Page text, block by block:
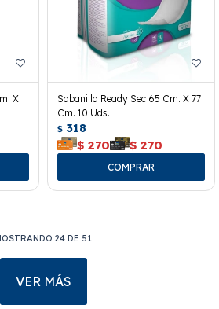
X
Sabanilla Ready Sec 65 Cm. X 77
Cm. 10 Uds.
$ 318
$ 270 $ 270
24 DE 51
VER MÁS